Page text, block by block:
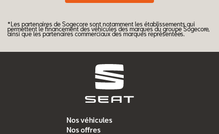
*Les partenaires de Sogecore sont notamment les établissements qui
permettent le financement des véhicules des marques du groupe Sogecore,
ainsi que les partenaires commerciaux des marques représentées.
Nos véhicules
Nos offres